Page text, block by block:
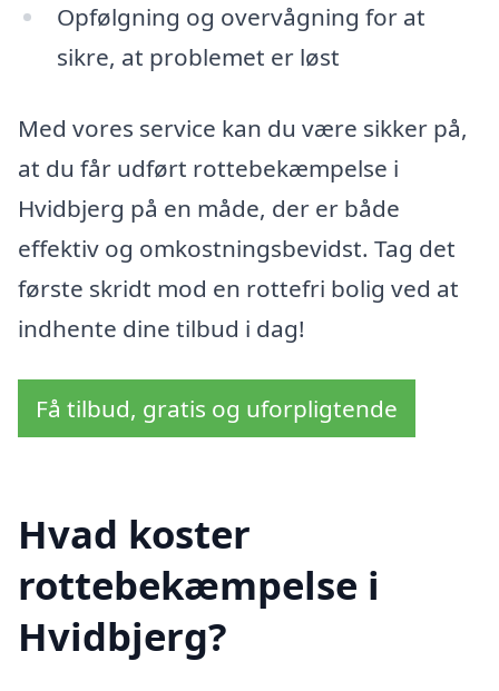
Opfølgning og overvågning for at
sikre, at problemet er løst
Med vores service kan du være sikker på,
at du får udført rottebekæmpelse i
Hvidbjerg på en måde, der er både
effektiv og omkostningsbevidst. Tag det
første skridt mod en rottefri bolig ved at
indhente dine tilbud i dag!
Få tilbud, gratis og uforpligtende
Hvad koster
rottebekæmpelse i
Hvidbjerg?